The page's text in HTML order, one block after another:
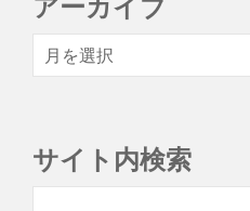
アーカイブ
サイト内検索